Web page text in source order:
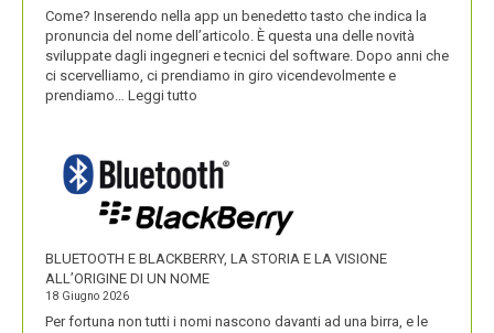
Come? Inserendo nella app un benedetto tasto che indica la
pronuncia del nome dell’articolo. È questa una delle novità
sviluppate dagli ingegneri e tecnici del software. Dopo anni che
ci scervelliamo, ci prendiamo in giro vicendevolmente e
prendiamo… Leggi tutto
NOMI
DEI
SUOI
PRODOTTI
BLUETOOTH E BLACKBERRY, LA STORIA E LA VISIONE
ALL’ORIGINE DI UN NOME
18 Giugno 2026
Per fortuna non tutti i nomi nascono davanti ad una birra, e le